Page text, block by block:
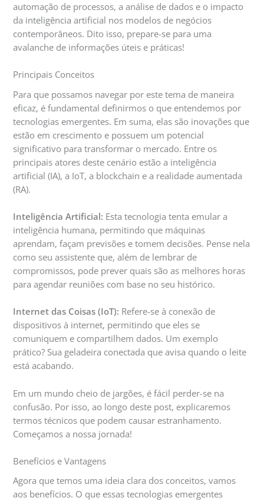
automação de processos, a análise de dados e o impacto
da inteligência artificial nos modelos de negócios
contemporâneos. Dito isso, prepare-se para uma
avalanche de informações úteis e práticas!
Principais Conceitos
Para que possamos navegar por este tema de maneira
eficaz, é fundamental definirmos o que entendemos por
tecnologias emergentes. Em suma, elas são inovações que
estão em crescimento e possuem um potencial
significativo para transformar o mercado. Entre os
principais atores deste cenário estão a inteligência
artificial (IA), a IoT, a blockchain e a realidade aumentada
(RA).
Inteligência Artificial: Esta tecnologia tenta emular a
inteligência humana, permitindo que máquinas
aprendam, façam previsões e tomem decisões. Pense nela
como seu assistente que, além de lembrar de
compromissos, pode prever quais são as melhores horas
para agendar reuniões com base no seu histórico.
Internet das Coisas (IoT): Refere-se à conexão de
dispositivos à internet, permitindo que eles se
comuniquem e compartilhem dados. Um exemplo
prático? Sua geladeira conectada que avisa quando o leite
está acabando.
Em um mundo cheio de jargões, é fácil perder-se na
confusão. Por isso, ao longo deste post, explicaremos
termos técnicos que podem causar estranhamento.
Começamos a nossa jornada!
Benefícios e Vantagens
Agora que temos uma ideia clara dos conceitos, vamos
aos benefícios. O que essas tecnologias emergentes